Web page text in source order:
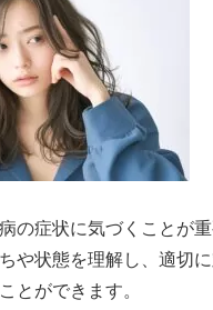
の症状に気づくことが重
や状態を理解し、適切
とができます。